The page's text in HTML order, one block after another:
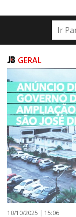
GERAL
10/10/2025 | 15:06